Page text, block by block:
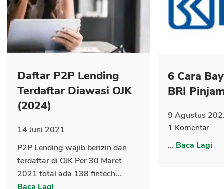
Daftar P2P Lending
Terdaftar Diawasi OJK
(2024)
14 Juni 2021
P2P Lending wajib berizin dan
terdaftar di OJK Per 30 Maret
2021 total ada 138 fintech...
6 Cara
BRI
9 Agustus
1 Komentar
... Baca Lagi
CANCEL